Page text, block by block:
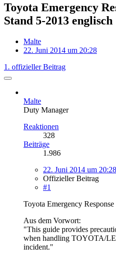
Toyota Emergency
Stand 5-2013 englisch
Malte
22. Juni 2014 um 20:28
1. offizieller Beitrag
Malte
Duty Manager
Reaktionen
328
Beiträge
1.986
22. Juni 2014 um 20:28
Offizieller Beitrag
#1
Toyota Emergency
Aus dem Vorwort:
"This guide provides
when handling TOYOTA/
incident."